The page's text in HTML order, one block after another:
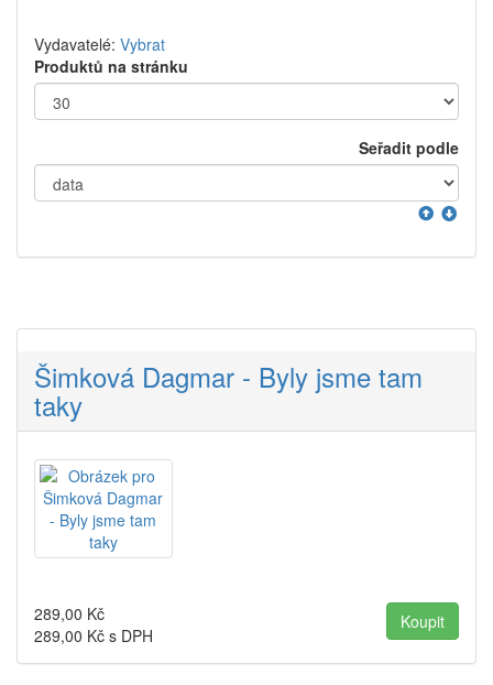
Vydavatelé: Vybrat
Produktů na stránku
Seřadit podle
Šimková Dagmar - Byly jsme tam
taky
289,00 Kč
289,00 Kč s DPH